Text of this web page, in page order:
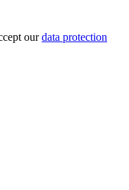
ourdata protection